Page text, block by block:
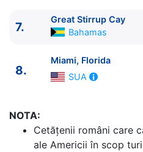
Charlotte Amalie, St
SUA
10:00 - 18:00
06:45 - 14:00
6.
Zi de navigare
7.
Great Stirrup Cay
Bahamas
8.
Miami, Florida
SUA
NOTA:
Cetăţenii români care
ale Americii în scop